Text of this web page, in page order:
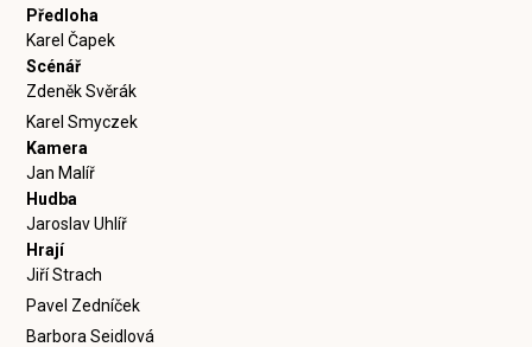
Předloha
Karel Čapek
Scénář
Zdeněk Svěrák
Karel Smyczek
Kamera
Jan Malíř
Hudba
Jaroslav Uhlíř
Hrají
Jiří Strach
Pavel Zedníček
Barbora Seidlová